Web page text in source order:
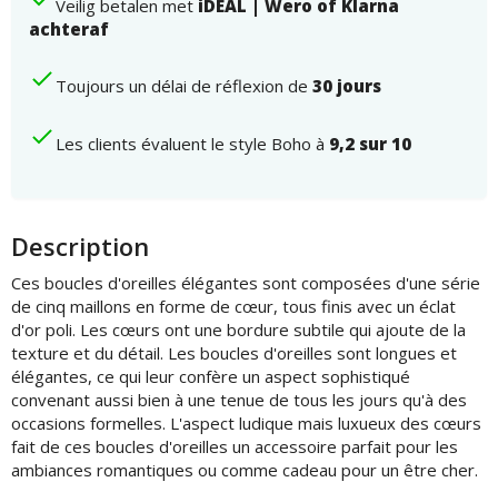
nombre
Veilig betalen met iDEAL | Wero of Klarna
achteraf
Toujours un délai de réflexion de 30 jours
Les clients évaluent le style Boho à 9,2 sur 10
Description
Ces boucles d'oreilles élégantes sont composées d'une série
de cinq maillons en forme de cœur, tous finis avec un éclat
d'or poli. Les cœurs ont une bordure subtile qui ajoute de la
texture et du détail. Les boucles d'oreilles sont longues et
élégantes, ce qui leur confère un aspect sophistiqué
convenant aussi bien à une tenue de tous les jours qu'à des
occasions formelles. L'aspect ludique mais luxueux des cœurs
fait de ces boucles d'oreilles un accessoire parfait pour les
ambiances romantiques ou comme cadeau pour un être cher.